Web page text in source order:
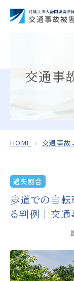
交通事
HOME 交通事故
過失割合
歩道での自
る判例｜交